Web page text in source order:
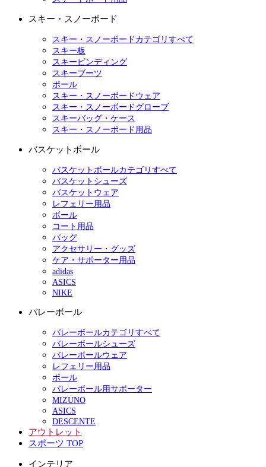
スキー・スノーボード
スキー・スノーボードカテゴリすべて
スキー板
スキービンディング
スキーブーツ
ポール
スキー・スノーボードウェア
スキー・スノーボードグローブ
スキーバッグ・ケース
スキー・スノーボード用品
バスケットボール
バスケットボールカテゴリすべて
バスケットシューズ
バスケットウェア
レフェリー用品
ボール
コート用品
バッグ
アクセサリー・グッズ
ケア・サポーター用品
adidas
ASICS
NIKE
バレーボール
バレーボールカテゴリすべて
バレーボールシューズ
バレーボールウェア
レフェリー用品
ボール
バレーボール用サポーター
MIZUNO
ASICS
DESCENTE
アウトレット
スポーツ TOP
インテリア